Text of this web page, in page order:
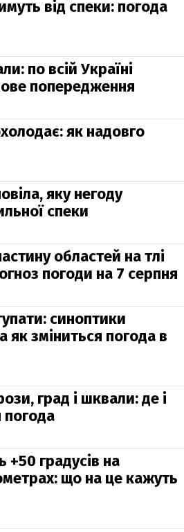
від спеки: погода
по всій Україні
попередження
як надовго
яку негоду
спеки
областей на тлі
погоди на 7 серпня
синоптики
як зміниться погода в
град і шквали: де і
погода
+50 градусів на
що на це кажуть